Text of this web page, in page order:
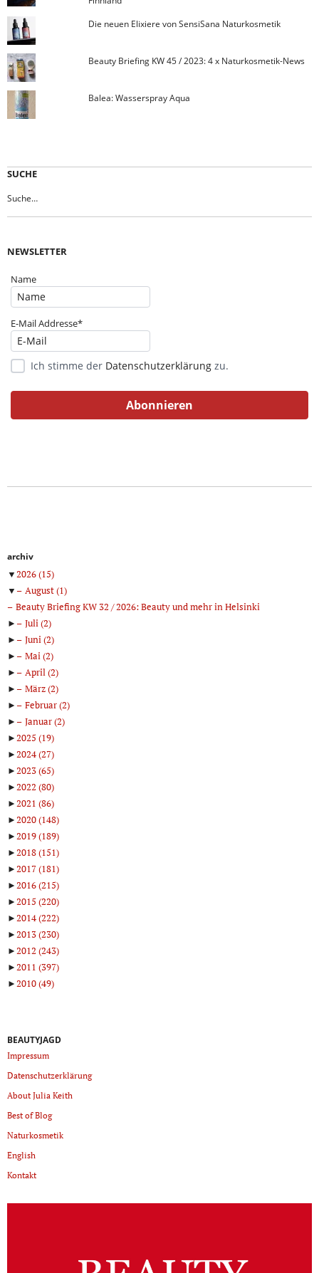
Die neuen Elixiere von SensiSana Naturkosmetik
Beauty Briefing KW 45 / 2023: 4 x Naturkosmetik-News
Balea: Wasserspray Aqua
SUCHE
NEWSLETTER
Name
E-Mail Addresse*
Ich stimme der Datenschutzerklärung zu.
archiv
▼2026(15)
▼
August(1)
Beauty Briefing KW 32 / 2026: Beauty und mehr in Helsinki
►
Juli(2)
►
Juni(2)
►
Mai(2)
►
April(2)
►
März(2)
►
Februar(2)
►
Januar(2)
►2025 (19)
►2024(27)
►2023(65)
►2022 (80)
►2021 (86)
►2020(148)
►2019(189)
►2018(151)
►2017(181)
►2016(215)
►2015 (220)
►2014(222)
►2013(230)
►2012 (243)
►2011 (397)
►2010(49)
BEAUTYJAGD
Impressum
Datenschutzerklärung
About Julia Keith
Best of Blog
Naturkosmetik
English
Kontakt